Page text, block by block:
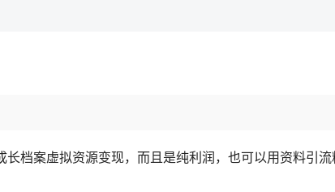
档案虚拟资源变现，而且是纯利润，也可以用资料引